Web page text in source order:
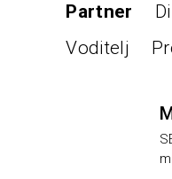
Partner
Voditelj